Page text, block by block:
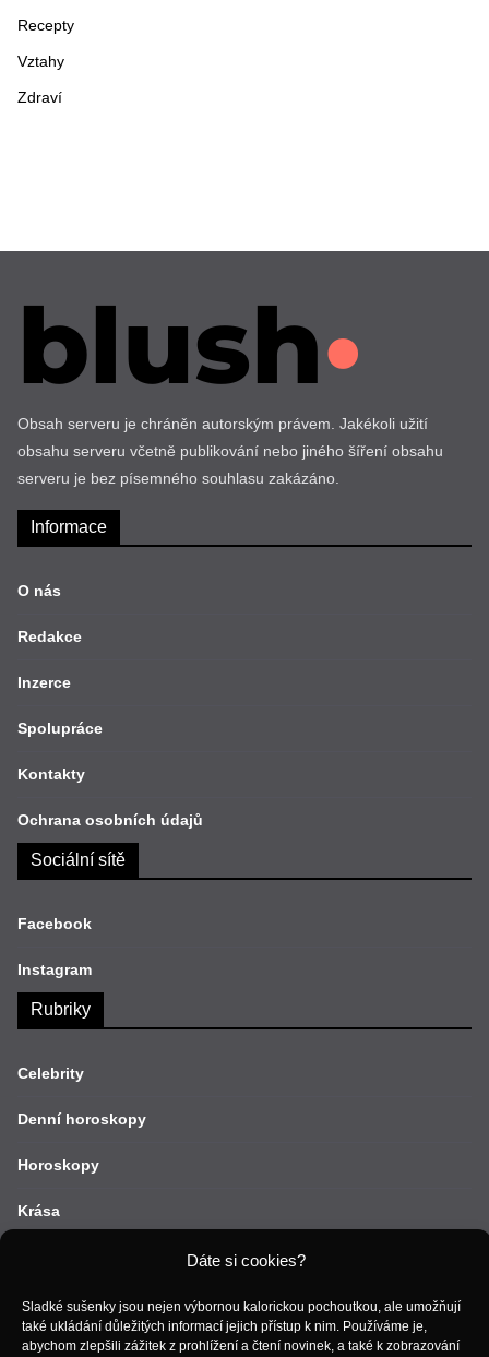
Dáte si cookies?
Sladké sušenky jsou nejen výbornou kalorickou pochoutkou, ale umožňují
také ukládání důležitých informací jejich přístup k nim. Používáme je,
abychom zlepšili zážitek z prohlížení a čtení novinek, a také k zobrazování
Recepty
Vztahy
Zdraví
Obsah serveru je chráněn autorským právem. Jakékoli užití
obsahu serveru včetně publikování nebo jiného šíření obsahu
serveru je bez písemného souhlasu zakázáno.
Informace
O nás
Redakce
Inzerce
Spolupráce
Kontakty
Ochrana osobních údajů
Sociální sítě
Facebook
Instagram
Rubriky
Celebrity
Denní horoskopy
Horoskopy
Krása
Móda
Recepty